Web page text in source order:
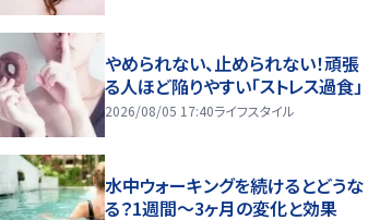
やめられない、止められない！頑張
る人ほど陥りやすい「ストレス過食」
2026/08/05 17:40ライフスタイル
水中ウォーキングを続けるとどうな
る？1週間～3ヶ月の変化と効果